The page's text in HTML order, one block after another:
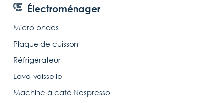
Électroménager
Micro-ondes
Plaque de cuisson
Réfrigérateur
Lave-vaisselle
Machine à café Nespresso